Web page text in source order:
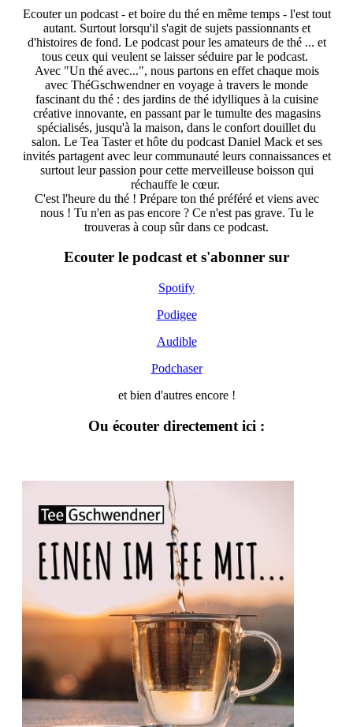
Ecouter un podcast - et boire du thé en même temps - l'est tout
autant. Surtout lorsqu'il s'agit de sujets passionnants et
d'histoires de fond. Le podcast pour les amateurs de thé ... et
tous ceux qui veulent se laisser séduire par le podcast.
Avec "Un thé avec...", nous partons en effet chaque mois
avec ThéGschwendner en voyage à travers le monde
fascinant du thé : des jardins de thé idylliques à la cuisine
créative innovante, en passant par le tumulte des magasins
spécialisés, jusqu'à la maison, dans le confort douillet du
salon. Le Tea Taster et hôte du podcast Daniel Mack et ses
invités partagent avec leur communauté leurs connaissances et
surtout leur passion pour cette merveilleuse boisson qui
réchauffe le cœur.
C'est l'heure du thé ! Prépare ton thé préféré et viens avec
nous ! Tu n'en as pas encore ? Ce n'est pas grave. Tu le
trouveras à coup sûr dans ce podcast.
Ecouter le podcast et s'abonner sur
Spotify
Podigee
Audible
Podchaser
et bien d'autres encore !
Ou écouter directement ici :